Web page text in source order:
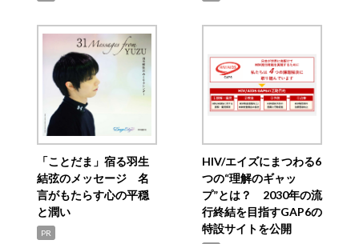
「ことだま」宿る羽生
結弦のメッセージ 名
言がもたらす心の平穏
と潤い
PR
HIV/エイズにまつわる6
つの“理解のギャッ
プ”とは？ 2030年の流
行終結を目指すGAP6の
特設サイトを公開